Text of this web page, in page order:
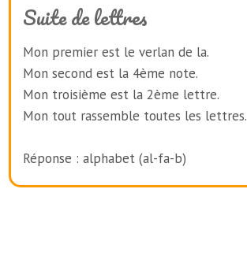
Suite de lettres
Mon premier est le verlan de la.
Mon second est la 4ème note.
Mon troisième est la 2ème lettre.
Mon tout rassemble toutes les lettres.
Réponse : alphabet (al-fa-b)